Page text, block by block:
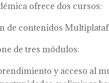
ofrece dos cursos:
de contenidos
de tres módulos:
y acceso al